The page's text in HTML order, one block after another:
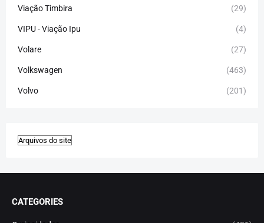
Viação Timbira (29)
VIPU - Viação Ipu (4)
Volare (27)
Volkswagen (463)
Volvo (201)
CATEGORIES